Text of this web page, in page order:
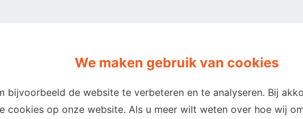
We maken gebruik van cookies
bijvoorbeeld de website te verbeteren en te analyseren. Bij
cookies op onze website. Als u meer wilt weten over hoe wij